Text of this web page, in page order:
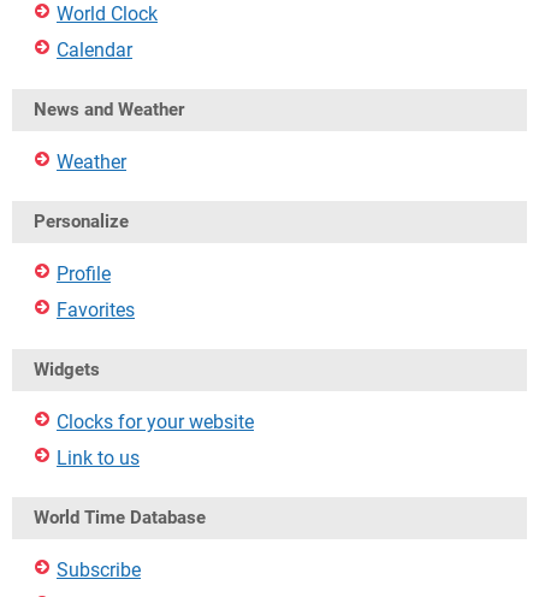
World Clock
Calendar
News and Weather
Weather
Personalize
Profile
Favorites
Widgets
Clocks for your website
Link to us
World Time Database
Subscribe